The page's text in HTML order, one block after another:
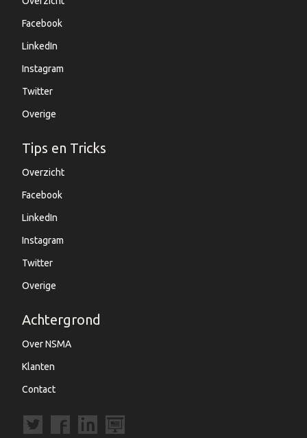
Facebook
LinkedIn
Instagram
Twitter
Overige
Tips en Tricks
Overzicht
Facebook
LinkedIn
Instagram
Twitter
Overige
Achtergrond
Over NSMA
Klanten
Contact